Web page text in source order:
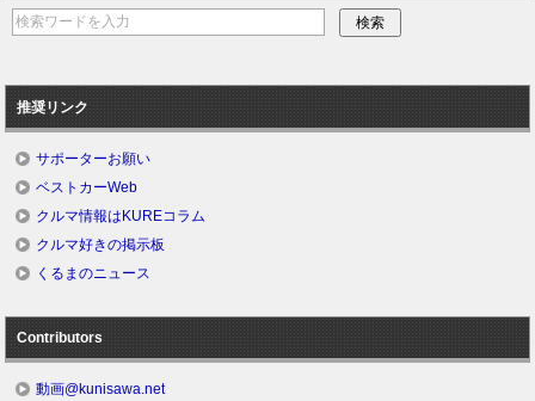
推奨リンク
サポーターお願い
ベストカーWeb
クルマ情報はKUREコラム
クルマ好きの掲示板
くるまのニュース
Contributors
動画@kunisawa.net